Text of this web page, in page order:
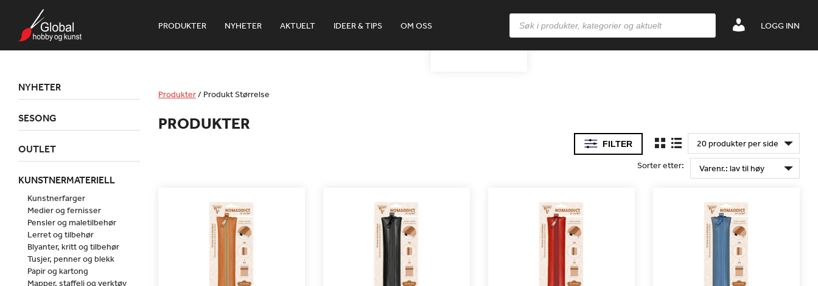
PRODUKTER NYHETER AKTUELT IDEER & TIPS OM OSS LOGG INN
Products
search
Produkter/ Produkt Størrelse
PRODUKTER
FILTER
Sorter etter:
NYHETER
SESONG
OUTLET
KUNSTNERMATERIELL
Kunstnerfarger
Medier og fernisser
Pensler og maletilbehør
Lerret og tilbehør
Blyanter, kritt og tilbehør
Tusjer, penner og blekk
Papir og kartong
Mapper, staffeli og verktøy